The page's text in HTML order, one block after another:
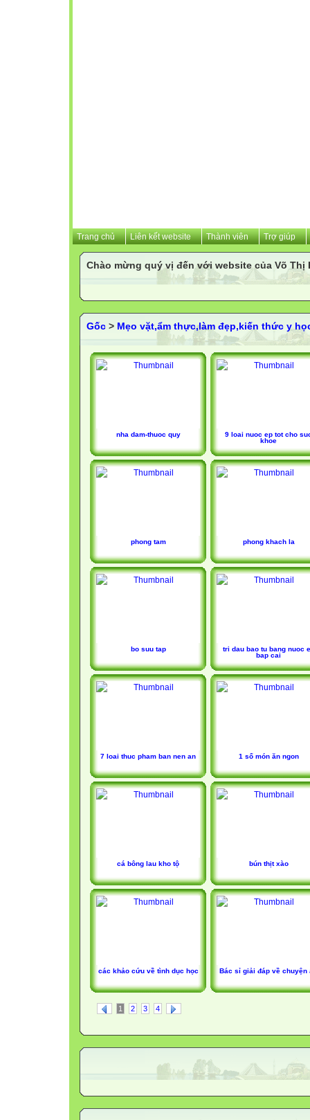
Trang chủ Liên kết website Thành viên Trợ giúp
Chào mừng quý vị đến với website của Võ Thị
Gốc > Mẹo vặt,ẩm thực,làm đẹp,kiến thức y
nha dam-thuoc quy
9 loai nuoc ep tot cho
khoe
phong tam phong khach la
bo suu tap
tri dau bao tu bang nuoc
bap cai
7 loai thuc pham ban nen an 1 số món ăn ngon
cá bông lau kho tộ bún thịt xào
các khảo cứu về tình dục học Bác sỉ giải đáp về chuyện
1 2 3 4